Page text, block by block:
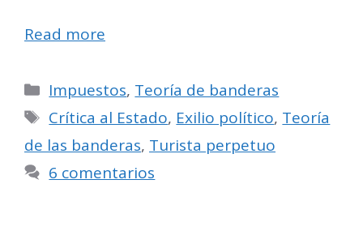
Read more
Categorías
Impuestos, Teoría de banderas
Etiquetas
Crítica al Estado, Exilio político, Teoría
de las banderas, Turista perpetuo
6 comentarios